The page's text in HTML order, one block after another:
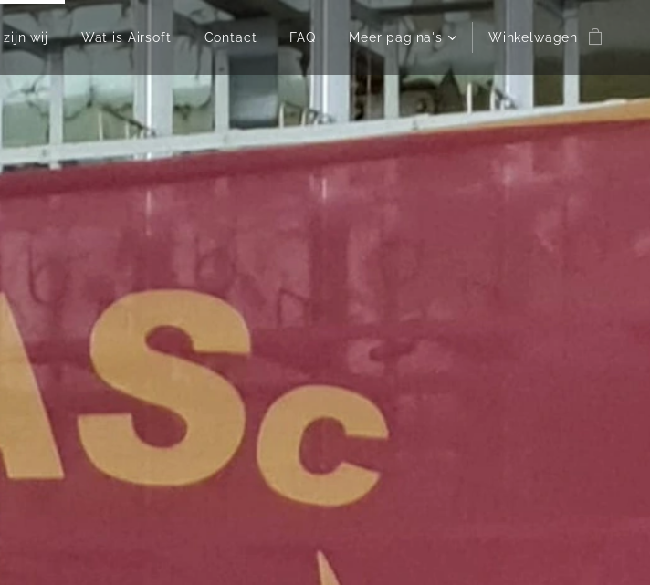
zijn wij Wat is Airsoft Contact FAQ Meer pagina's Winkelwagen